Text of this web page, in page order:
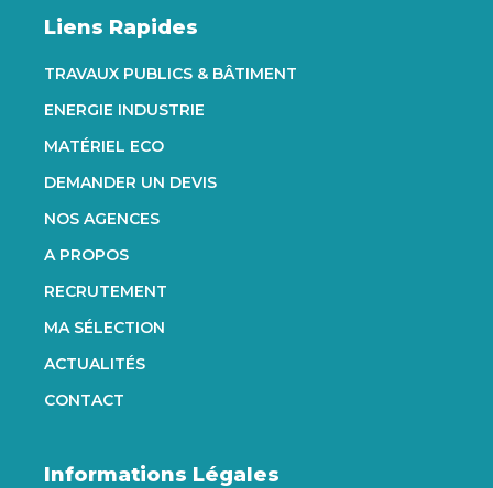
Liens Rapides
TRAVAUX PUBLICS & BÂTIMENT
ENERGIE INDUSTRIE
MATÉRIEL ECO
DEMANDER UN DEVIS
NOS AGENCES
A PROPOS
RECRUTEMENT
MA SÉLECTION
ACTUALITÉS
CONTACT
Informations Légales